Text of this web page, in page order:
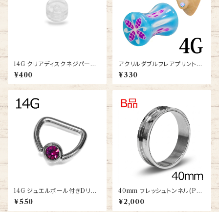
14G クリアディスクネジパーツ
(UV-THDS-14G-CL-BA)
¥400
アクリルダブルフレアプリントプ
ラグ4G(uv-pl-sale-4g)
¥330
14G ジュエルボール付きDリン
グ(BC-SJ021-14G-SS)
¥550
40mm フレッシュトンネル(PSS
CR-40M-SS)
¥2,000